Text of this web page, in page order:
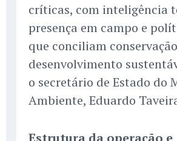
críticas, com inteligência
presença em campo e
que conciliam
desenvolvimento
o secretário de Estado do
Ambiente, Eduardo
Estrutura da operação e